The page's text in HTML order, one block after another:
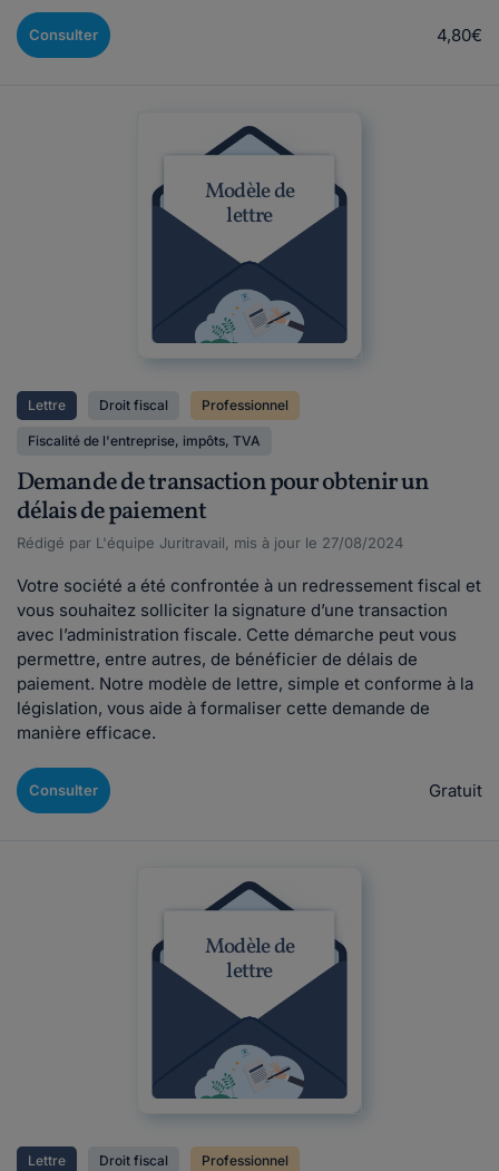
Consulter 4,80€
Modèle de
lettre
Lettre Droit fiscal Professionnel
Fiscalité de l'entreprise, impôts, TVA
Demande de transaction pour obtenir un
délais de paiement
Rédigé par L'équipe Juritravail, mis à jour le 27/08/2024
Votre société a été confrontée à un redressement fiscal et
vous souhaitez solliciter la signature d’une transaction
avec l’administration fiscale. Cette démarche peut vous
permettre, entre autres, de bénéficier de délais de
paiement. Notre modèle de lettre, simple et conforme à la
législation, vous aide à formaliser cette demande de
manière efficace.
Consulter Gratuit
Modèle de
lettre
Lettre Droit fiscal Professionnel